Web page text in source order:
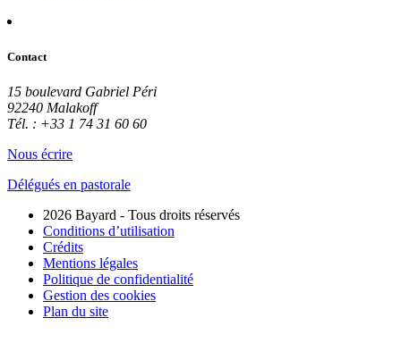
Contact
15 boulevard Gabriel Péri
92240 Malakoff
Tél. : +33 1 74 31 60 60
Nous écrire
Délégués en pastorale
2026 Bayard - Tous droits réservés
Conditions d’utilisation
Crédits
Mentions légales
Politique de confidentialité
Gestion des cookies
Plan du site